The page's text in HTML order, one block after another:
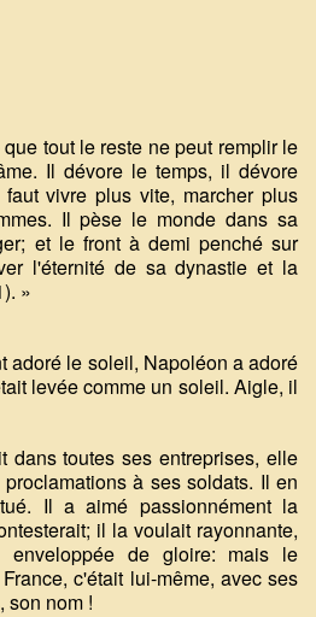
tout le reste ne peut remplir le
Il dévore le temps, il dévore
vivre plus vite, marcher plus
Il pèse le monde dans sa
et le front à demi penché sur
l'éternité de sa dynastie et la
»
adoré le soleil, Napoléon a adoré
levée comme un soleil. Aigle, il
dans toutes ses entreprises, elle
à ses soldats. Il en
Il a aimé passionnément la
il la voulait rayonnante,
enveloppée de gloire: mais le
c'était lui-même, avec ses
son nom !